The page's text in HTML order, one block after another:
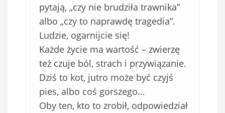
pytają, „czy nie brudziła trawnika”
albo „czy to naprawdę tragedia”.
Ludzie, ogarnijcie się!
Każde życie ma wartość – zwierzę
też czuje ból, strach i przywiązanie.
Dziś to kot, jutro może być czyjś
pies, albo coś gorszego…
Oby ten, kto to zrobił, odpowiedział